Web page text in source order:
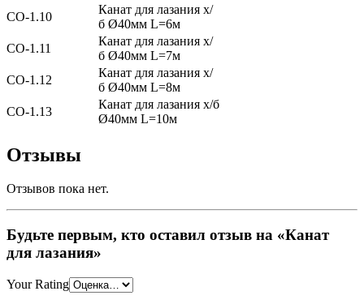
СО-1.10
Канат для лазания х/
б Ø40мм L=6м
СО-1.11
Канат для лазания х/
б Ø40мм L=7м
СО-1.12
Канат для лазания х/
б Ø40мм L=8м
СО-1.13
Канат для лазания х/б
Ø40мм L=10м
Отзывы
Отзывов пока нет.
Будьте первым, кто оставил отзыв на «Канат
для лазания»
Your Rating